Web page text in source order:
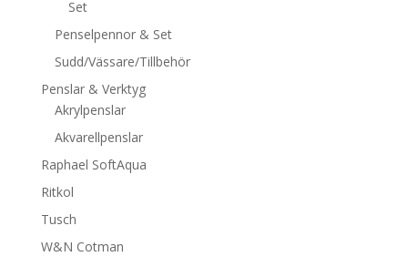
Set
Penselpennor & Set
Sudd/Vässare/Tillbehör
Penslar & Verktyg
Akrylpenslar
Akvarellpenslar
Raphael SoftAqua
Ritkol
Tusch
W&N Cotman